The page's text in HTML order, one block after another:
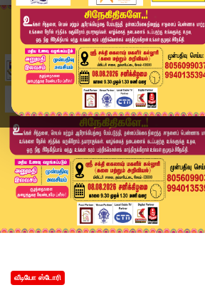
வீடியோ ஸ்டோரி